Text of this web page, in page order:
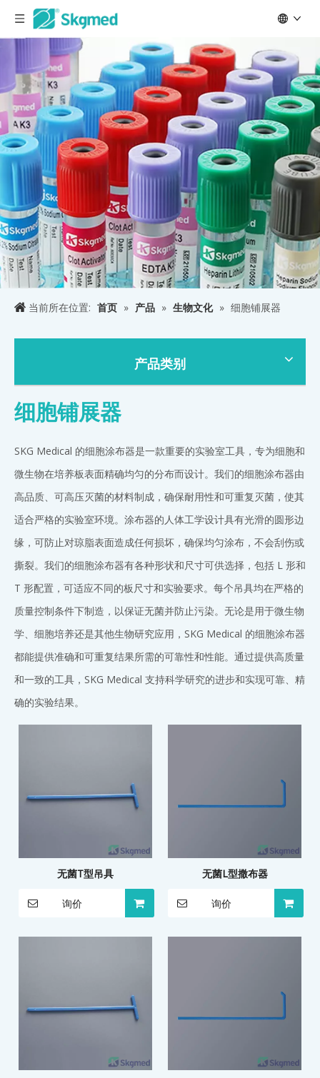
当前所在位置: 首页 » 产品 » 生物文化 » 细胞铺展器
产品类别
细胞铺展器
SKG Medical 的细胞涂布器是一款重要的实验室工具，专为细胞和
微生物在培养板表面精确均匀的分布而设计。我们的细胞涂布器由
高品质、可高压灭菌的材料制成，确保耐用性和可重复灭菌，使其
适合严格的实验室环境。涂布器的人体工学设计具有光滑的圆形边
缘，可防止对琼脂表面造成任何损坏，确保均匀涂布，不会刮伤或
撕裂。我们的细胞涂布器有各种形状和尺寸可供选择，包括 L 形和
T 形配置，可适应不同的板尺寸和实验要求。每个吊具均在严格的
质量控制条件下制造，以保证无菌并防止污染。无论是用于微生物
学、细胞培养还是其他生物研究应用，SKG Medical 的细胞涂布器
都能提供准确和可重复结果所需的可靠性和性能。通过提供高质量
和一致的工具，SKG Medical 支持科学研究的进步和实现可靠、精
确的实验结果。
无菌T型吊具
询价
无菌L型撒布器
询价